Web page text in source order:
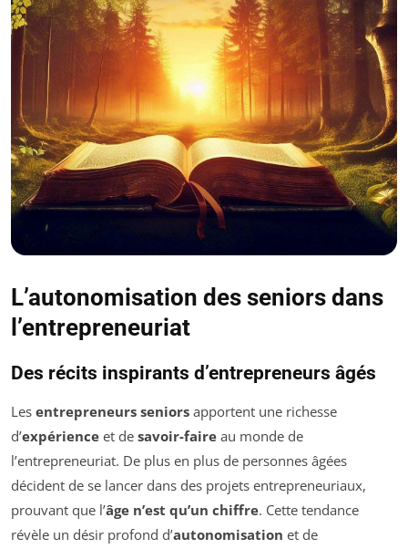
L’autonomisation des seniors dans
l’entrepreneuriat
Des récits inspirants d’entrepreneurs âgés
Les entrepreneurs seniors apportent une richesse
d’expérience et de savoir-faire au monde de
l’entrepreneuriat. De plus en plus de personnes âgées
décident de se lancer dans des projets entrepreneuriaux,
prouvant que l’âge n’est qu’un chiffre. Cette tendance
révèle un désir profond d’autonomisation et de